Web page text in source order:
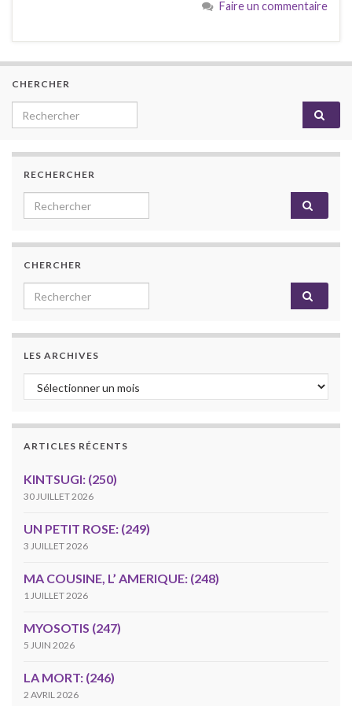
Faire un commentaire
CHERCHER
Search for:
RECHERCHER
Search for:
CHERCHER
Search for:
LES ARCHIVES
Les archives
ARTICLES RÉCENTS
KINTSUGI: (250)
30 JUILLET 2026
UN PETIT ROSE: (249)
3 JUILLET 2026
MA COUSINE, L’ AMERIQUE: (248)
1 JUILLET 2026
MYOSOTIS (247)
5 JUIN 2026
LA MORT: (246)
2 AVRIL 2026